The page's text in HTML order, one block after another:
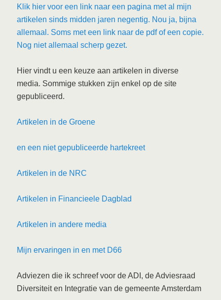
Klik hier voor een link naar een pagina met al mijn
artikelen sinds midden jaren negentig. Nou ja, bijna
allemaal. Soms met een link naar de pdf of een copie.
Nog niet allemaal scherp gezet.
Hier vindt u een keuze aan artikelen in diverse
media. Sommige stukken zijn enkel op de site
gepubliceerd.
Artikelen in de Groene
en een niet gepubliceerde hartekreet
Artikelen in de NRC
Artikelen in Financieele Dagblad
Artikelen in andere media
Mijn ervaringen in en met D66
Adviezen die ik schreef voor de ADI, de Adviesraad
Diversiteit en Integratie van de gemeente Amsterdam